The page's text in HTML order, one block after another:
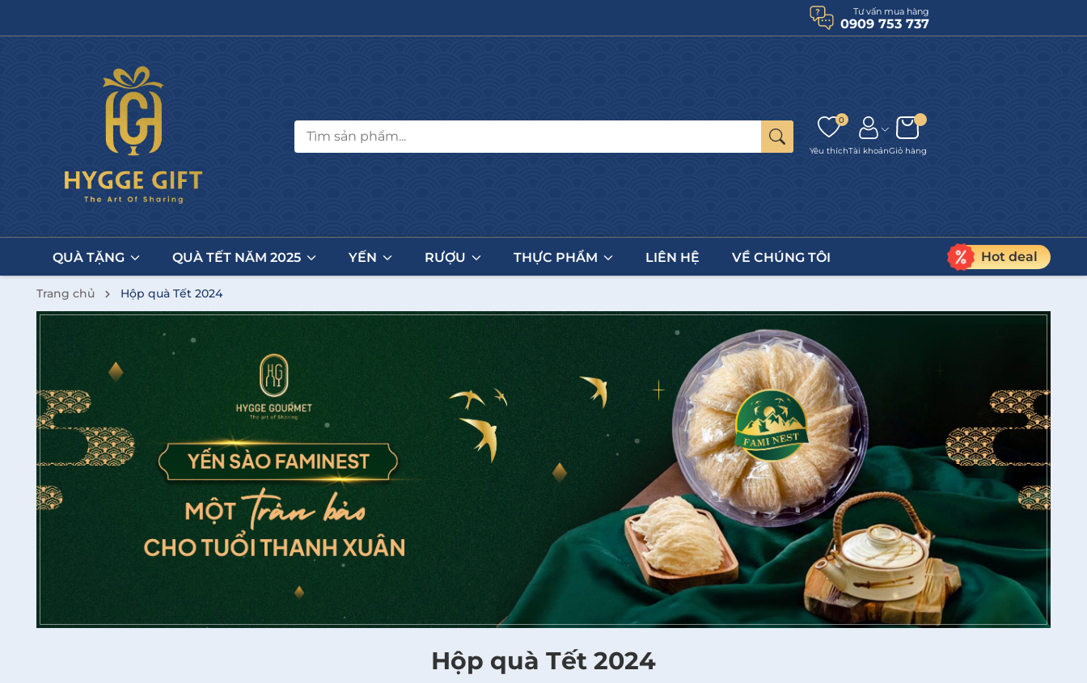
Tư vấn mua hàng
0909 753 737
0
Yêu thíchTài khoảnGiỏ hàng
QUÀ TẶNG QUÀ TẾT NĂM 2025 YẾN RƯỢU THỰC PHẨM LIÊN HỆ VỀ CHÚNG TÔI Hot deal
Trang chủ Hộp quà Tết 2024
Hộp quà Tết 2024